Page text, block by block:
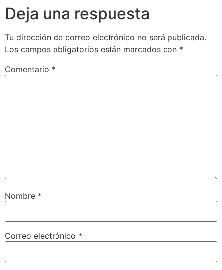
Deja una respuesta
Tu dirección de correo electrónico no será publicada.
Los campos obligatorios están marcados con *
Comentario *
Nombre *
Correo electrónico *